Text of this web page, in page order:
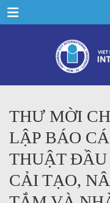
Menu
THƯ MỜI
LẬP BÁO
THUẬT ĐẦU
CẢI TẠO,